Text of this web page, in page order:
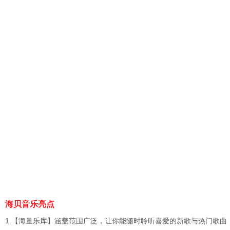
海贝音乐亮点
1.【海量乐库】涵盖范围广泛，让你能随时聆听喜爱的新歌与热门歌曲